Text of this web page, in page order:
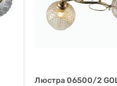
Люстра 06500/2